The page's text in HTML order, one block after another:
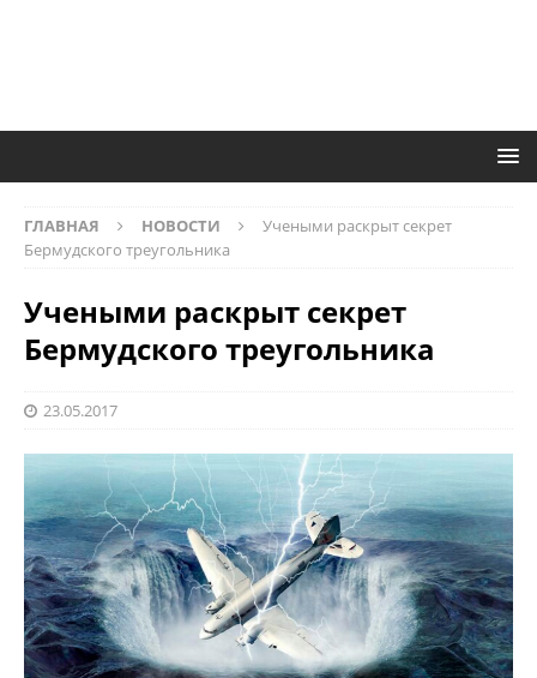
ГЛАВНАЯ НОВОСТИ
Учеными раскрыт секрет
Бермудского треугольника
Учеными раскрыт секрет
Бермудского треугольника
23.05.2017